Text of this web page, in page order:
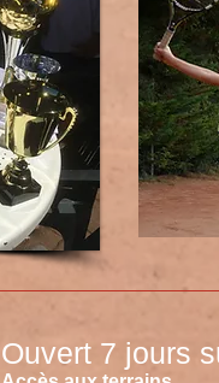
Ouvert 7 jours